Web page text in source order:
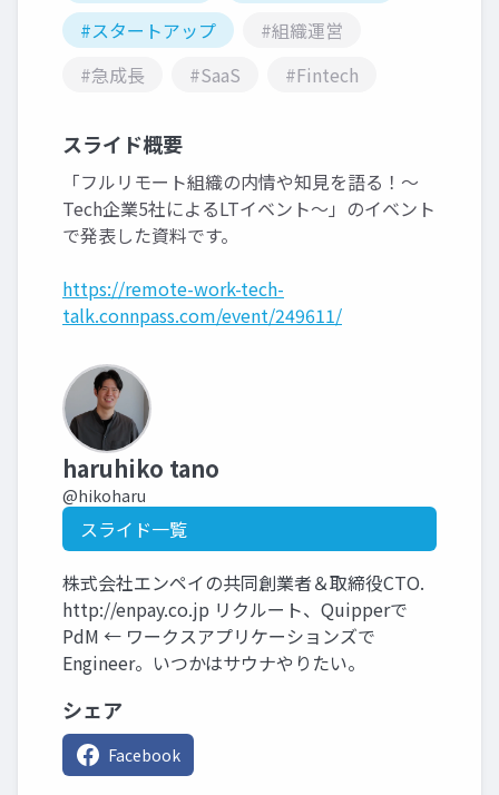
#スタートアップ
#組織運営
#急成長
#SaaS #Fintech
スライド概要
「フルリモート組織の内情や知見を語る！〜
Tech企業5社によるLTイベント〜」のイベント
で発表した資料です。
https://remote-work-tech-
talk.connpass.com/event/249611/
haruhiko tano
@hikoharu
スライド一覧
株式会社エンペイの共同創業者＆取締役CTO.
http://enpay.co.jp リクルート、Quipperで
PdM ← ワークスアプリケーションズで
Engineer。いつかはサウナやりたい。
シェア
Facebook